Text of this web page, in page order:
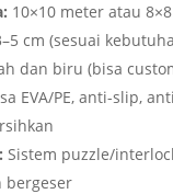
10×10 meter atau
cm (sesuai
dan biru (bisa
EVA/PE, anti-slip,
Sistem puzzle/
bergeser